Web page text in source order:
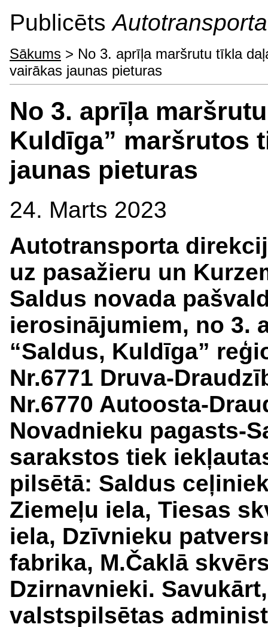
Publicēts
Sākums > No 3. aprīļa maršrutu tīkla
vairākas jaunas pieturas
No 3. aprīļa
Kuldīga” maršrutos
jaunas pieturas
24. Marts 2023
Autotransporta
uz pasažieru un
Saldus novada
ierosinājumiem, no 3.
“Saldus, Kuldīga”
Nr.6771 Druva-
Nr.6770 Autoosta-
Novadnieku pagasts-
sarakstos tiek
pilsētā: Saldus
Ziemeļu iela, Tiesas
iela, Dzīvnieku
fabrika, M.Čaklā
Dzirnavnieki.
valstspilsētas